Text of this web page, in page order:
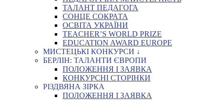
ТАЛАНТ ПЕДАГОГА
СОНЦЕ СОКРАТА
ОСВІТА УКРАЇНИ
TEACHER’S WORLD PRIZE
EDUCATION AWARD EUROPE
МИСТЕЦЬКІ КОНКУРСИ ↓
БЕРЛІН: ТАЛАНТИ ЄВРОПИ
ПОЛОЖЕННЯ І ЗАЯВКА
КОНКУРСНІ СТОРІНКИ
РІЗДВЯНА ЗІРКА
ПОЛОЖЕННЯ І ЗАЯВКА